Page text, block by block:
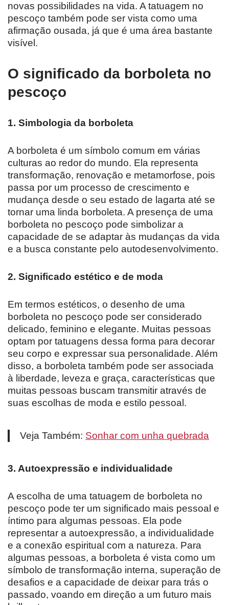
novas possibilidades na vida. A tatuagem no
pescoço também pode ser vista como uma
afirmação ousada, já que é uma área bastante
visível.
O significado da borboleta no
pescoço
1. Simbologia da borboleta
A borboleta é um símbolo comum em várias
culturas ao redor do mundo. Ela representa
transformação, renovação e metamorfose, pois
passa por um processo de crescimento e
mudança desde o seu estado de lagarta até se
tornar uma linda borboleta. A presença de uma
borboleta no pescoço pode simbolizar a
capacidade de se adaptar às mudanças da vida
e a busca constante pelo autodesenvolvimento.
2. Significado estético e de moda
Em termos estéticos, o desenho de uma
borboleta no pescoço pode ser considerado
delicado, feminino e elegante. Muitas pessoas
optam por tatuagens dessa forma para decorar
seu corpo e expressar sua personalidade. Além
disso, a borboleta também pode ser associada
à liberdade, leveza e graça, características que
muitas pessoas buscam transmitir através de
suas escolhas de moda e estilo pessoal.
Veja Também: Sonhar com unha quebrada
3. Autoexpressão e individualidade
A escolha de uma tatuagem de borboleta no
pescoço pode ter um significado mais pessoal e
íntimo para algumas pessoas. Ela pode
representar a autoexpressão, a individualidade
e a conexão espiritual com a natureza. Para
algumas pessoas, a borboleta é vista como um
símbolo de transformação interna, superação de
desafios e a capacidade de deixar para trás o
passado, voando em direção a um futuro mais